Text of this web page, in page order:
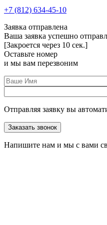
+7 (812) 634-45-10
Заявка отправлена
Ваша заявка успешно
[Закроется через 10 сек.]
Оставьте номер
и мы вам перезвоним
Отправляя заявку вы
Напишите нам и мы с вами